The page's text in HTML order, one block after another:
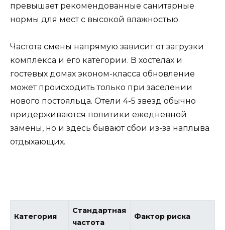
превышает рекомендованные санитарные
нормы для мест с высокой влажностью.
Частота смены напрямую зависит от загрузки
комплекса и его категории. В хостелах и
гостевых домах эконом-класса обновление
может происходить только при заселении
нового постояльца. Отели 4-5 звезд обычно
придерживаются политики ежедневной
замены, но и здесь бывают сбои из-за наплыва
отдыхающих.
Категория
Стандартная
частота
Фактор риска